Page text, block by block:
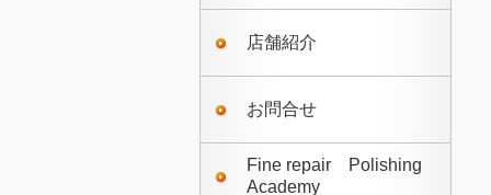
店舗紹介
お問合せ
Fine repair Polishing
Academy